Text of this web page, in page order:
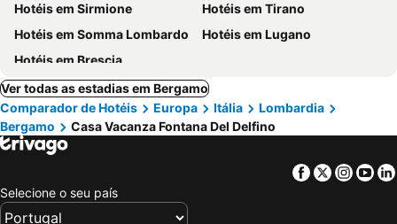
Hotéis em Sirmione
Hotéis em Tirano
Hotéis em Somma Lombardo
Hotéis em Lugano
Hotéis em Brescia
Ver todas as estadias em Bergamo
Comparador de Hotéis
Europa Itália
Lombardia
Bergamo
Casa Vacanza Fontana Del Delfino
Facebook
Twitter
Selecione o seu país